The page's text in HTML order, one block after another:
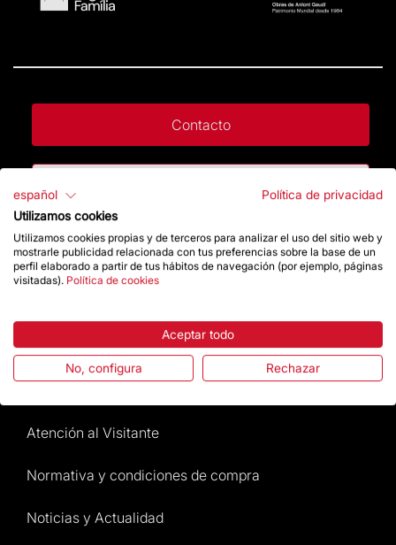
Contacto
Tienda
La Fundación
Atención al Visitante
Normativa y condiciones de compra
Noticias y Actualidad
español
Política de privacidad
Utilizamos cookies
Utilizamos cookies propias y de terceros para analizar el uso del sitio web y
mostrarle publicidad relacionada con tus preferencias sobre la base de un
perfil elaborado a partir de tus hábitos de navegación (por ejemplo, páginas
visitadas). Política de cookies
Aceptar todo
No, configura Rechazar